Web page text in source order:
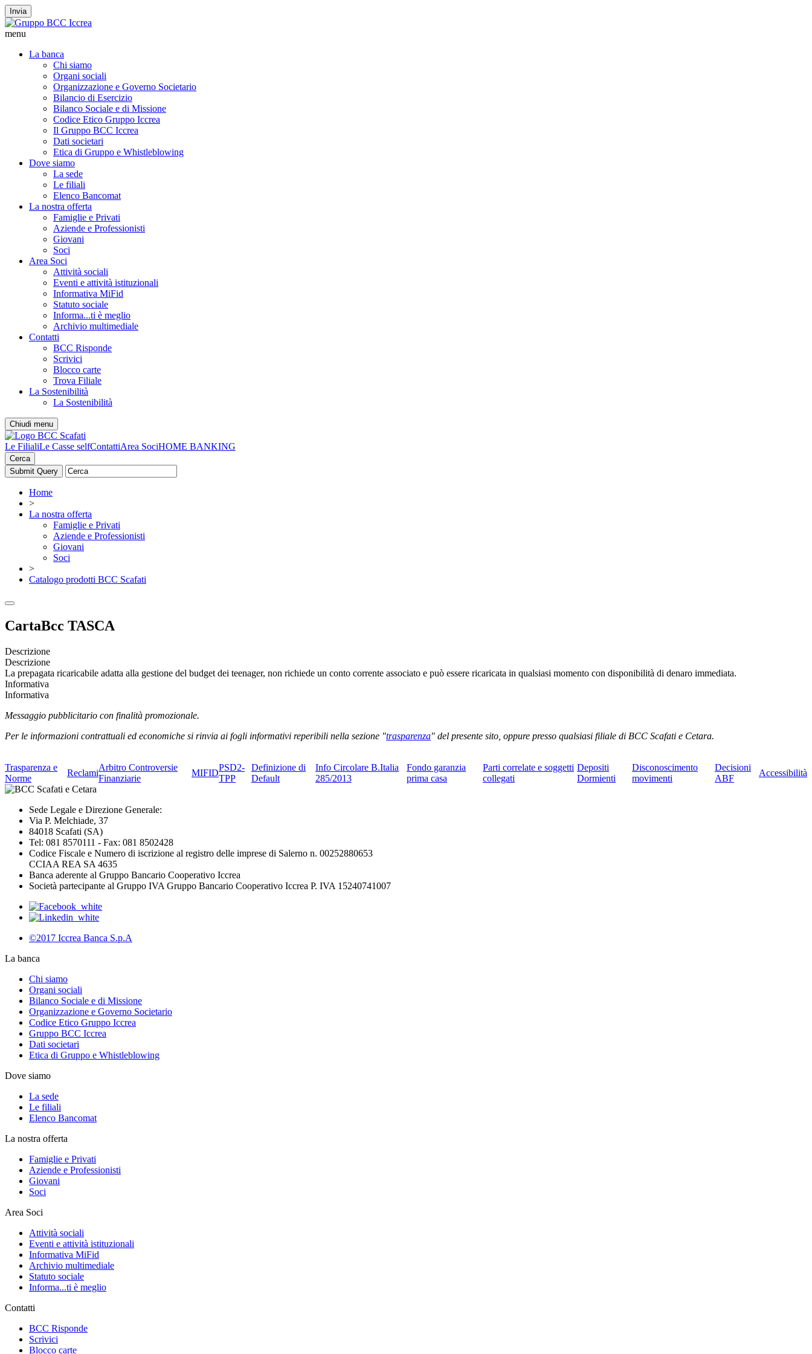
Invia
menu
La banca
Chi siamo
Organi sociali
Organizzazione e Governo Societario
Bilancio di Esercizio
Bilanco Sociale e di Missione
Codice Etico Gruppo Iccrea
Il Gruppo BCC Iccrea
Dati societari
Etica di Gruppo e Whistleblowing
Dove siamo
La sede
Le filiali
Elenco Bancomat
La nostra offerta
Famiglie e Privati
Aziende e Professionisti
Giovani
Soci
Area Soci
Attività sociali
Eventi e attività istituzionali
Informativa MiFid
Statuto sociale
Informa...ti è meglio
Archivio multimediale
Contatti
BCC Risponde
Scrivici
Blocco carte
Trova Filiale
La Sostenibilità
La Sostenibilità
Chiudi menu
Le FilialiLe Casse selfContattiArea SociHOME BANKING
Cerca
Home
>
La nostra offerta
Famiglie e Privati
Aziende e Professionisti
Giovani
Soci
>
Catalogo prodotti BCC Scafati
CartaBcc TASCA
Descrizione
Descrizione
La prepagata ricaricabile adatta alla gestione del budget dei teenager, non richiede un conto corrente associato e può essere ricaricata in qualsiasi momento con disponibilità di denaro immediata.
Informativa
Informativa
Messaggio pubblicitario con finalità promozionale.
Per le informazioni contrattuali ed economiche si rinvia ai fogli informativi reperibili nella sezione "trasparenza" del presente sito, oppure presso qualsiasi filiale di BCC Scafati e Cetara.
Trasparenza e
Norme
Reclami
Arbitro Controversie
Finanziarie
MIFID
PSD2-
TPP
Definizione di
Default
Info Circolare B.Italia
285/2013
Fondo garanzia
prima casa
Parti correlate e soggetti
collegati
Depositi
Dormienti
Disconoscimento
movimenti
Decisioni
ABF
Accessibilità
Sede Legale e Direzione Generale:
Via P. Melchiade, 37
84018 Scafati (SA)
Tel: 081 8570111 - Fax: 081 8502428
Codice Fiscale e Numero di iscrizione al registro delle imprese di Salerno n. 00252880653
CCIAA REA SA 4635
Banca aderente al Gruppo Bancario Cooperativo Iccrea
Società partecipante al Gruppo IVA Gruppo Bancario Cooperativo Iccrea P. IVA 15240741007
©2017 Iccrea Banca S.p.A
La banca
Chi siamo
Organi sociali
Bilanco Sociale e di Missione
Organizzazione e Governo Societario
Codice Etico Gruppo Iccrea
Gruppo BCC Iccrea
Dati societari
Etica di Gruppo e Whistleblowing
Dove siamo
La sede
Le filiali
Elenco Bancomat
La nostra offerta
Famiglie e Privati
Aziende e Professionisti
Giovani
Soci
Area Soci
Attività sociali
Eventi e attività istituzionali
Informativa MiFid
Archivio multimediale
Statuto sociale
Informa...ti è meglio
Contatti
BCC Risponde
Scrivici
Blocco carte